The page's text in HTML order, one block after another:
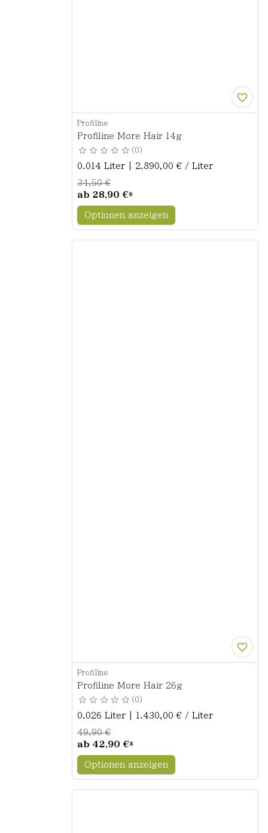
Profiline
Profiline More Hair 14g
0
0.014 Liter | 2.890,00 € / Liter
ab 28,90 €*
34,50 €
Optionen anzeigen
Profiline
Profiline More Hair 26g
0
0.026 Liter | 1.430,00 € / Liter
ab 42,90 €*
49,90 €
Optionen anzeigen